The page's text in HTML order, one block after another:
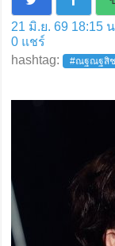
21 มิ.ย. 69 18:15
0แชร์
hashtag:
#ณฐณฐสิ